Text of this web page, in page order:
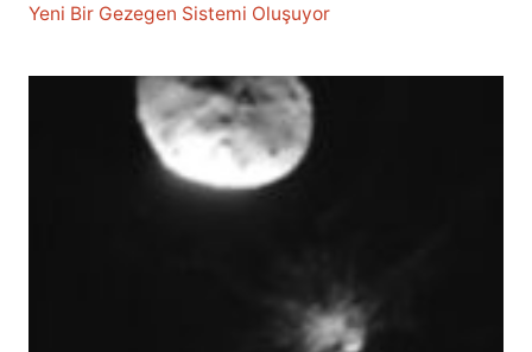
Yeni Bir Gezegen Sistemi Oluşuyor